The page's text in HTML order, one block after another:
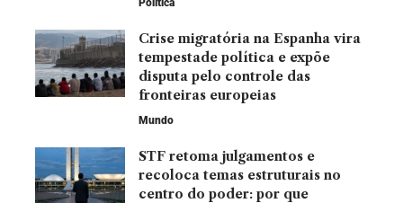
Crise migratória na Espanha vira
tempestade política e expõe
disputa pelo controle das
fronteiras europeias
Mundo
STF retoma julgamentos e
recoloca temas estruturais no
centro do poder: por que